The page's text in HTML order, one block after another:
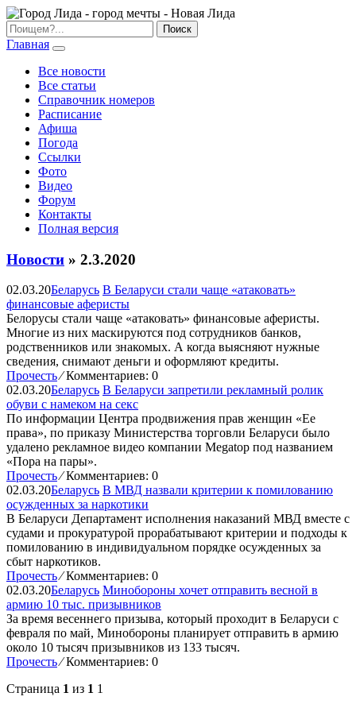
Главная
Все новости
Все статьи
Справочник номеров
Расписание
Афиша
Погода
Ссылки
Фото
Видео
Форум
Контакты
Полная версия
Новости » 2.3.2020
02.03.20Беларусь В Беларуси стали чаще «атаковать»
финансовые аферисты
Белорусы стали чаще «атаковать» финансовые аферисты.
Многие из них маскируются под сотрудников банков,
родственников или знакомых. А когда выясняют нужные
сведения, снимают деньги и оформляют кредиты.
Прочесть ⁄Комментариев: 0
02.03.20Беларусь В Беларуси запретили рекламный ролик
обуви с намеком на секс
По информации Центра продвижения прав женщин «Ее
права», по приказу Министерства торговли Беларуси было
удалено рекламное видео компании Megatop под названием
«Пора на пары».
Прочесть ⁄Комментариев: 0
02.03.20Беларусь В МВД назвали критерии к помилованию
осужденных за наркотики
В Беларуси Департамент исполнения наказаний МВД вместе с
судами и прокуратурой прорабатывают критерии и подходы к
помилованию в индивидуальном порядке осужденных за
сбыт наркотиков.
Прочесть ⁄Комментариев: 0
02.03.20Беларусь Минобороны хочет отправить весной в
армию 10 тыс. призывников
За время весеннего призыва, который проходит в Беларуси с
февраля по май, Минобороны планирует отправить в армию
около 10 тысяч призывников из 133 тысяч.
Прочесть ⁄Комментариев: 0
Страница 1 из 1 1